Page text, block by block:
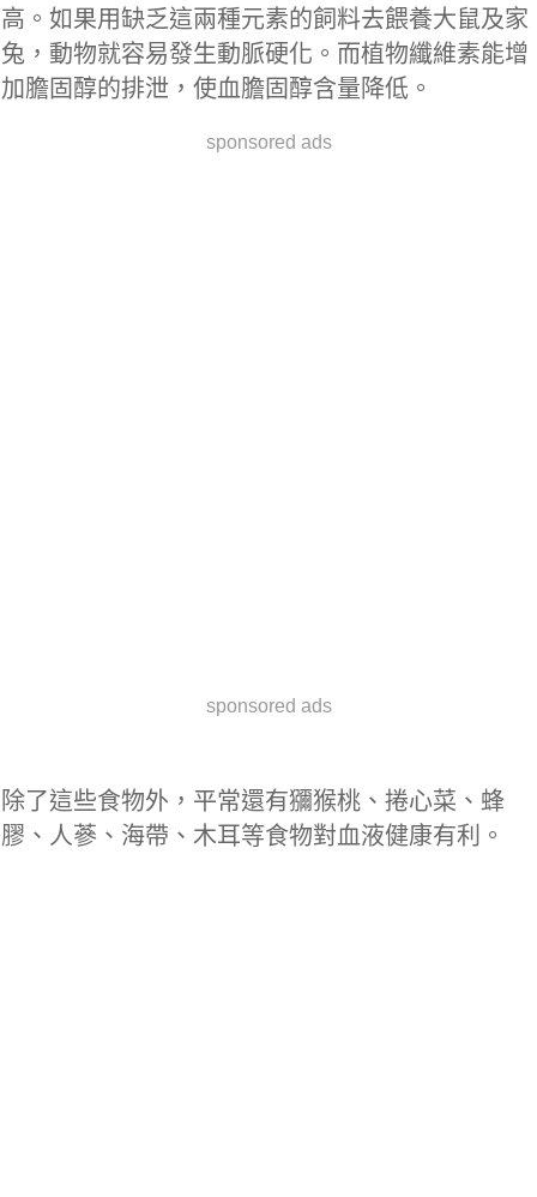
高。如果用缺乏這兩種元素的飼料去餵養大鼠及家
兔，動物就容易發生動脈硬化。而植物纖維素能增
加膽固醇的排泄，使血膽固醇含量降低。
sponsored ads
sponsored ads
除了這些食物外，平常還有獼猴桃、捲心菜、蜂
膠、人蔘、海帶、木耳等食物對血液健康有利。